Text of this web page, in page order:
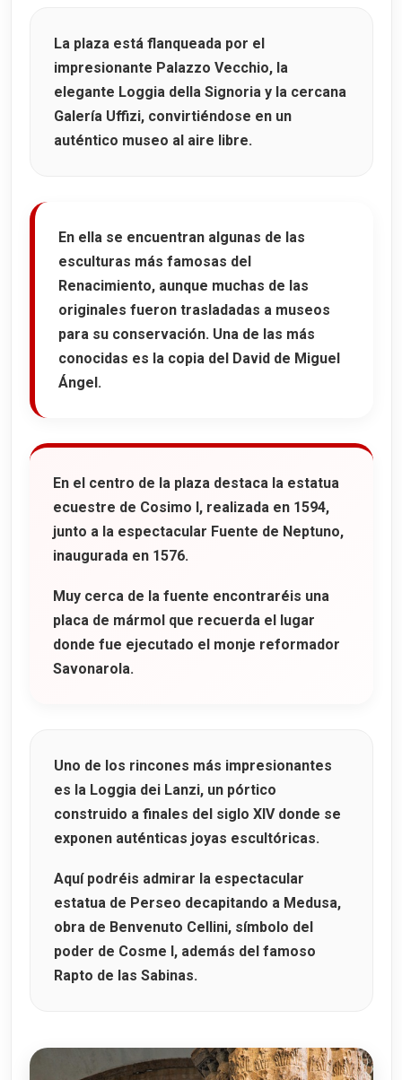
La plaza está flanqueada por el
impresionante Palazzo Vecchio, la
elegante Loggia della Signoria y la cercana
Galería Uffizi, convirtiéndose en un
auténtico museo al aire libre.
En ella se encuentran algunas de las
esculturas más famosas del
Renacimiento, aunque muchas de las
originales fueron trasladadas a museos
para su conservación. Una de las más
conocidas es la copia del
David de Miguel
Ángel .
En el centro de la plaza destaca la estatua
ecuestre de Cosimo I , realizada en 1594,
junto a la espectacular Fuente de Neptuno,
inaugurada en 1576.
Muy cerca de la fuente encontraréis una
placa de mármol que recuerda el lugar
donde fue ejecutado el monje reformador
Savonarola.
Uno de los rincones más impresionantes
es la Loggia dei Lanzi, un pórtico
construido a finales del siglo XIV donde se
exponen auténticas joyas escultóricas.
Aquí podréis admirar la espectacular
estatua de Perseo decapitando a Medusa,
obra de Benvenuto Cellini, símbolo del
poder de Cosme I, además del famoso
Rapto de las Sabinas.